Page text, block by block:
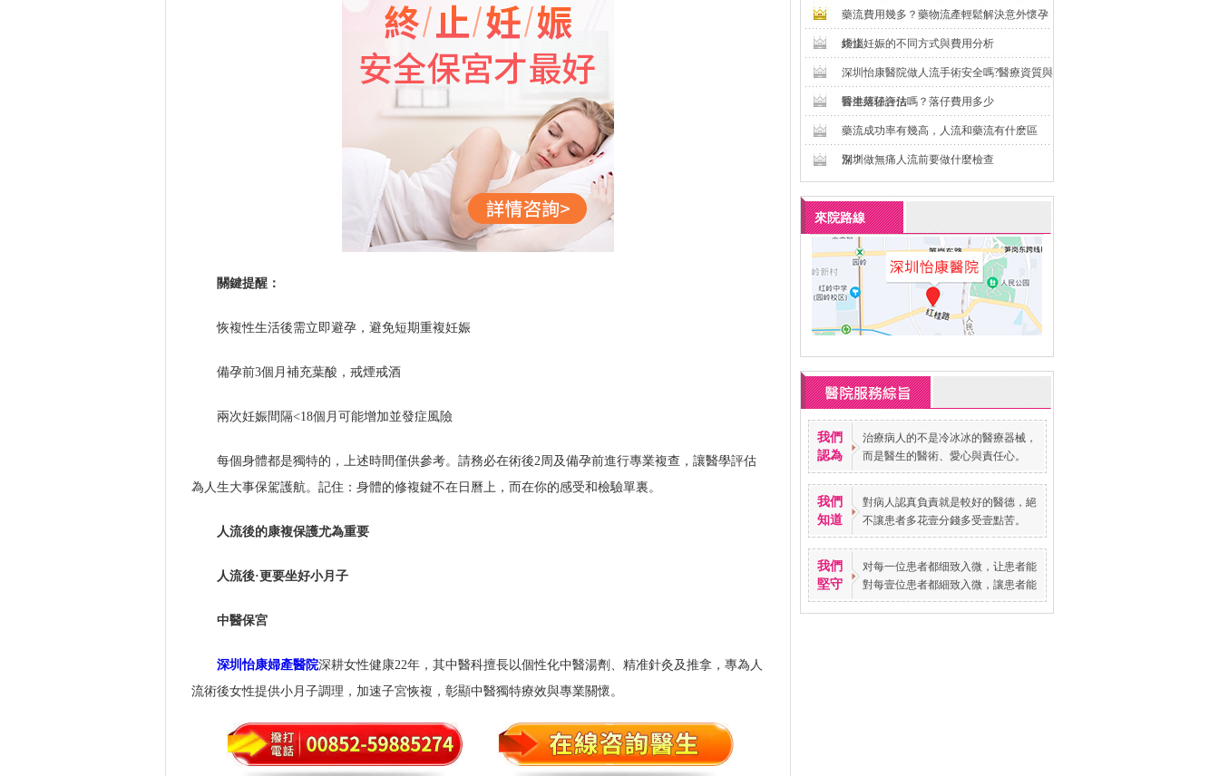
關鍵提醒：
恢複性生活後需立即避孕，避免短期重複妊娠
備孕前3個月補充葉酸，戒煙戒酒
兩次妊娠間隔<18個月可能增加並發症風險
每個身體都是獨特的，上述時間僅供參考。請務必在術後2周及備孕前進行專業複查，讓醫學評估
為人生大事保駕護航。記住：身體的修複鍵不在日曆上，而在你的感受和檢驗單裏。
人流後的康複保護尤為重要
人流後·更要坐好小月子
中醫保宮
深圳怡康婦產醫院深耕女性健康22年，其中醫科擅長以個性化中醫湯劑、精准針灸及推拿，專為人
流術後女性提供小月子調理，加速子宮恢複，彰顯中醫獨特療效與專業關懷。
藥流費用幾多？藥物流產輕鬆解決意外懷孕
煩惱
終止妊娠的不同方式與費用分析
深圳怡康醫院做人流手術安全嗎?醫療資質與
醫生經驗評估
香港落仔合法嗎？落仔費用多少
藥流成功率有幾高，人流和藥流有什麽區
別？
深圳做無痛人流前要做什麼檢查
來院路線
我們
認為
治療病人的不是冷冰冰的醫療器械，
而是醫生的醫術、愛心與責任心。
我們
知道
對病人認真負責就是較好的醫德，絕
不讓患者多花壹分錢多受壹點苦。
我們
堅守
对每一位患者都细致入微，让患者能
對每壹位患者都細致入微，讓患者能